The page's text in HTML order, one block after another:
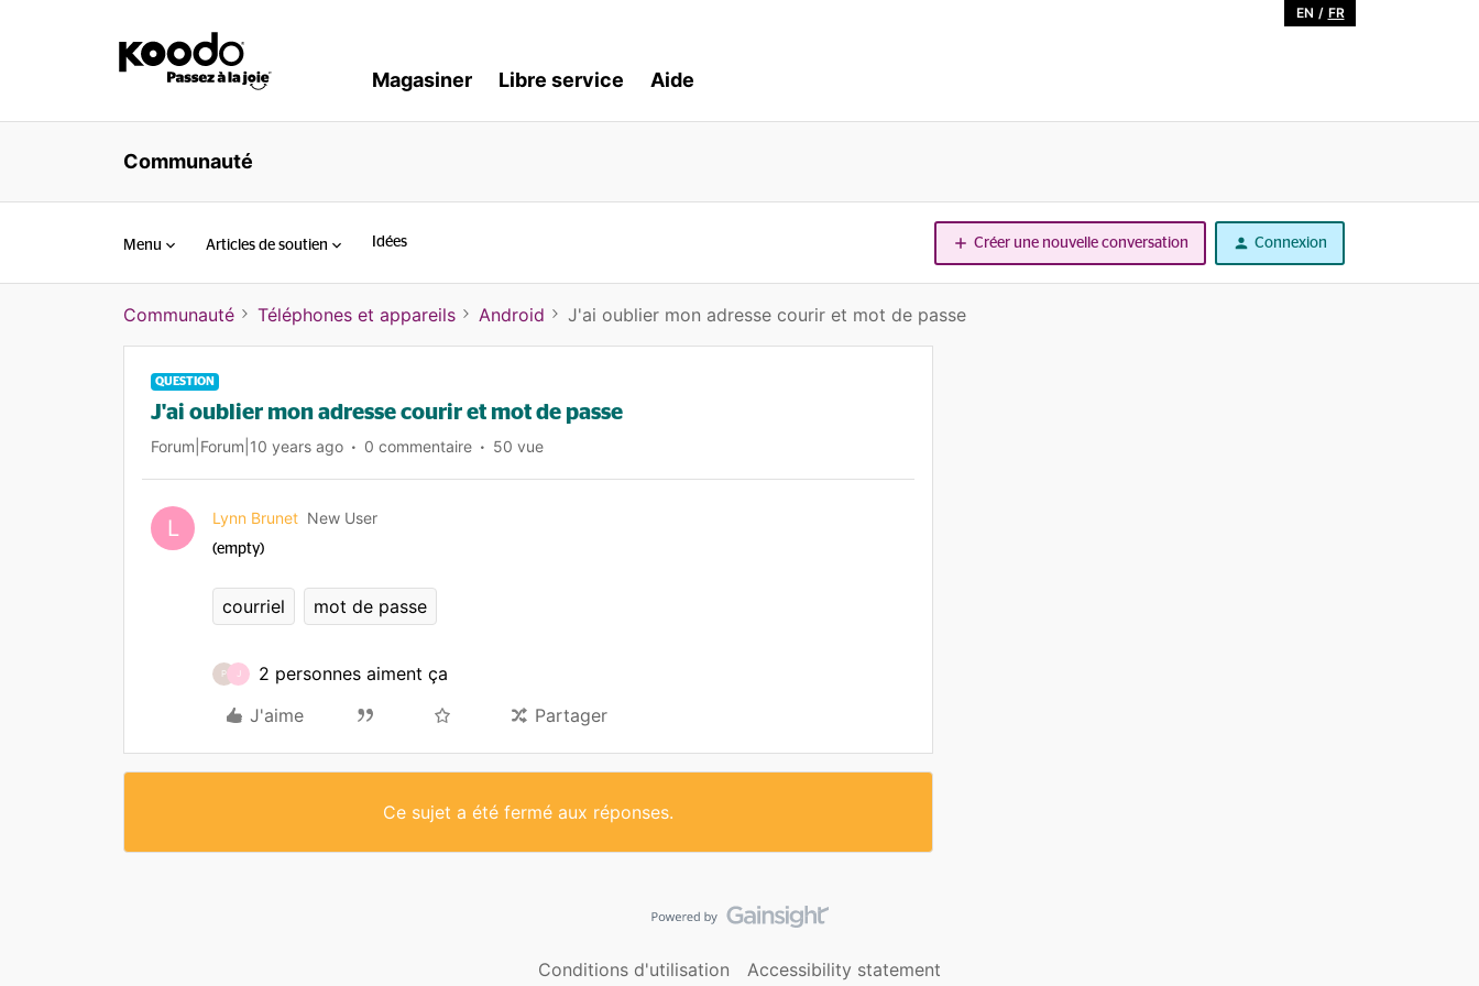
EN / FR
Magasiner Libre service Aide
Communauté
Menu Articles de soutien Idées Créer une nouvelle conversation Connexion
Communauté Téléphones et appareils Android J'ai oublier mon adresse courir et mot de passe
QUESTION
J'ai oublier mon adresse courir et mot de passe
Forum|Forum|10 years ago 0 commentaire 50 vue
L Lynn Brunet New User
(empty)
courriel mot de passe
P J
2 personnes aiment ça
J'aime
Partager
Ce sujet a été fermé aux réponses.
Conditions d'utilisation Accessibility statement